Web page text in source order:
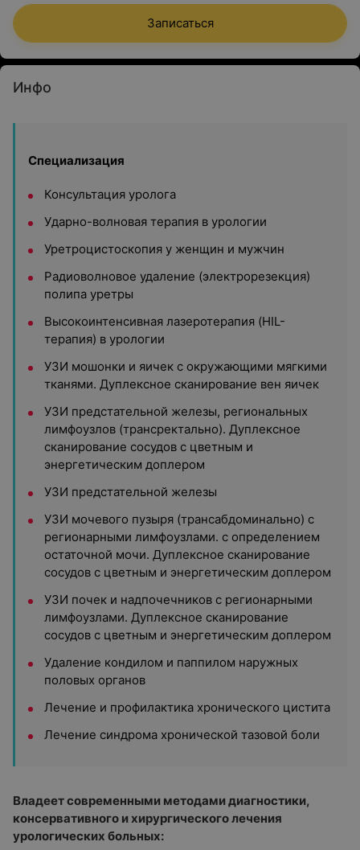
Записаться
Инфо
Специализация
Консультация уролога
Ударно-волновая терапия в урологии
Уретроцистоскопия у женщин и мужчин
Радиоволновое удаление (электрорезекция)
полипа уретры
Высокоинтенсивная лазеротерапия (HIL-
терапия) в урологии
УЗИ мошонки и яичек с окружающими мягкими
тканями. Дуплексное сканирование вен яичек
УЗИ предстательной железы, региональных
лимфоузлов (трансректально). Дуплексное
сканирование сосудов с цветным и
энергетическим доплером
УЗИ предстательной железы
УЗИ мочевого пузыря (трансабдоминально) с
регионарными лимфоузлами. с определением
остаточной мочи. Дуплексное сканирование
сосудов с цветным и энергетическим доплером
УЗИ почек и надпочечников с регионарными
лимфоузлами. Дуплексное сканирование
сосудов с цветным и энергетическим доплером
Удаление кондилом и паппилом наружных
половых органов
Лечение и профилактика хронического цистита
Лечение синдрома хронической тазовой боли
Владеет современными методами диагностики,
консервативного и хирургического лечения
урологических больных: